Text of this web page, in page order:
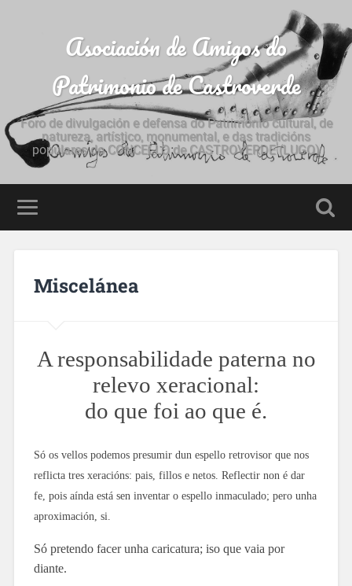
Asociación de Amigos do
Patrimonio de Castroverde
Foro de divulgación e defensa do Patrimonio cultural, de
natureza, artístico, monumental, e das tradicións
populares do CONCELLO de CASTROVERDE (LUGO)
Miscelánea
A responsabilidade paterna no
relevo xeracional:
do que foi ao que é.
Só os vellos podemos presumir dun espello retrovisor que nos
reflicta tres xeracións: pais, fillos e netos. Reflectir non é dar
fe, pois aínda está sen inventar o espello inmaculado; pero unha
aproximación, si.
Só pretendo facer unha caricatura; iso que vaia por
diante.